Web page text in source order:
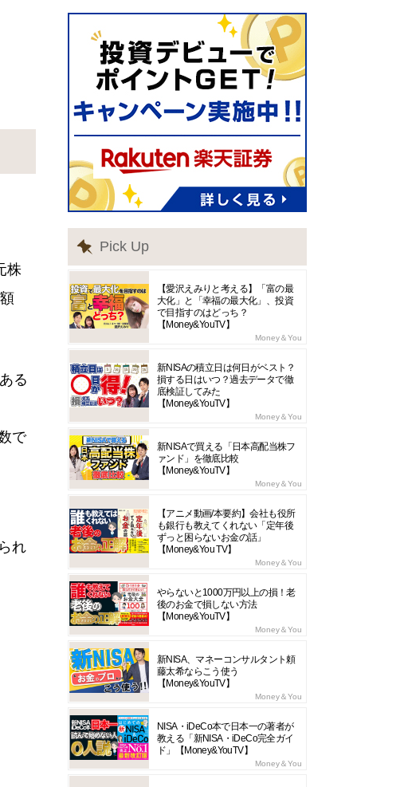
株
る
で
れ
Pick Up
【愛沢えみりと考える】「富の最
大化」と「幸福の最大化」、投資
で目指すのはどっち？
【Money&YouTV】
Money＆You
新NISAの積立日は何日がベスト？
損する日はいつ？過去データで徹
底検証してみた
【Money&YouTV】
Money＆You
新NISAで買える「日本高配当株フ
ァンド」を徹底比較
【Money&YouTV】
Money＆You
【アニメ動画/本要約】会社も役所
も銀行も教えてくれない「定年後
ずっと困らないお金の話」
【Money&You TV】
Money＆You
やらないと1000万円以上の損！老
後のお金で損しない方法
【Money&YouTV】
Money＆You
新NISA、マネーコンサルタント頼
藤太希ならこう使う
【Money&YouTV】
Money＆You
NISA・iDeCo本で日本一の著者が
教える「新NISA・iDeCo完全ガイ
ド」【Money&YouTV】
Money＆You